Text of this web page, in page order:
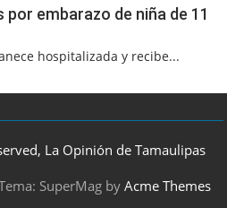
embarazo de niña de 11
hospitalizada y recibe...
La Opinión de Tamaulipas
SuperMag by Acme Themes